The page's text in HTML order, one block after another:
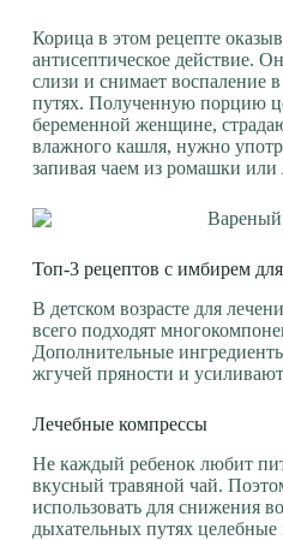
Корица в этом рецепте
антисептическое действие.
слизи и снимает воспаление
путях. Полученную порцию
беременной женщине,
влажного кашля, нужно
запивая чаем из ромашки или
Топ-3 рецептов с имбирем
В детском возрасте для
всего подходят
Дополнительные
жгучей пряности и
Лечебные компрессы
Не каждый ребенок любит
вкусный травяной чай.
использовать для снижения
дыхательных путях целебные